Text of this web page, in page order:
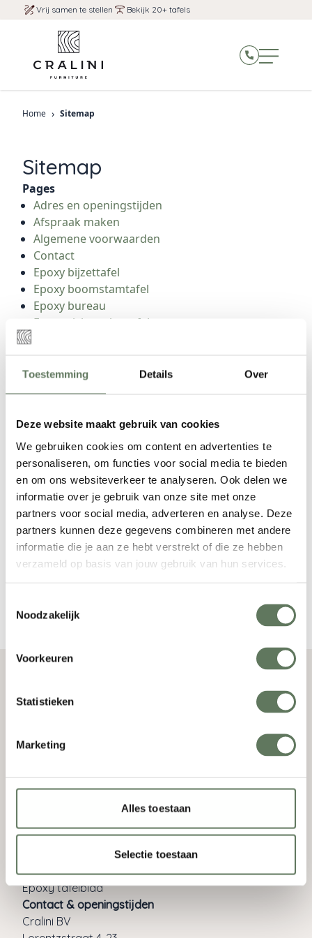
Toestemming Details Over
Deze website maakt gebruik van cookies
We gebruiken cookies om content en advertenties te
personaliseren, om functies voor social media te bieden
en om ons websiteverkeer te analyseren. Ook delen we
informatie over je gebruik van onze site met onze
partners voor social media, adverteren en analyse. Deze
partners kunnen deze gegevens combineren met andere
informatie die je aan ze hebt verstrekt of die ze hebben
verzameld op basis van jouw gebruik van hun services.
Noodzakelijk
Voorkeuren
Statistieken
Marketing
Alles toestaan
Selectie toestaan
Vrij samen te stellen Bekijk 20+ tafels
Home › Sitemap
Sitemap
Pages
Adres en openingstijden
Afspraak maken
Algemene voorwaarden
Contact
Epoxy bijzettafel
Epoxy boomstamtafel
Epoxy bureau
Epoxy rivier salontafel
Experience Center
Forest green epoxy eettafel en salontafel set
Meubelmaker Ede
Offerte aanvragen
Over Cralini
Prachtige oceaan blauwe epoxy tafel
Privacyverklaring
Producten
Projecten
Sitemap
Suar tafels met epoxy
Tafels met epoxy voor restaurant De
Tropische epoxy tafel
Ontzorgd van begin tot eind!
Epoxy bijzettafel
Epoxy riviertafel
Epoxy tafelblad
Contact & openingstijden
Cralini BV